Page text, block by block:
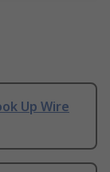
Up Wire